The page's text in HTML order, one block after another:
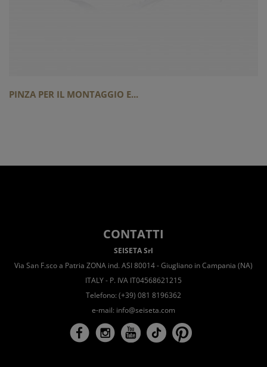
PINZA PER IL MONTAGGIO E...
CONTATTI
SEISETA Srl
Via San F.sco a Patria ZONA ind. ASI 80014 - Giugliano in Campania (NA)
ITALY - P. IVA IT04568621215
Telefono: (+39) 081 8196362
e-mail: info@seiseta.com